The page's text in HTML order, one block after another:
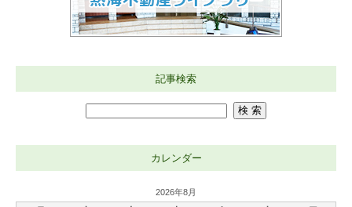
記事検索
カレンダー
2026年8月